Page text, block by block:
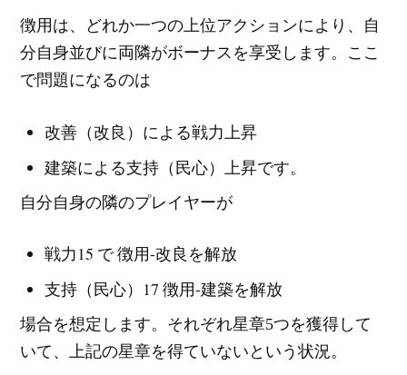
徴用は、どれか一つの上位アクションにより、自
分自身並びに両隣がボーナスを享受します。ここ
で問題になるのは
改善（改良）による戦力上昇
建築による支持（民心）上昇です。
自分自身の隣のプレイヤーが
戦力15 で 徴用-改良を解放
支持（民心）17 徴用-建築を解放
場合を想定します。それぞれ星章5つを獲得して
いて、上記の星章を得ていないという状況。